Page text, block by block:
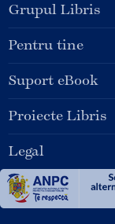
Grupul Libris
Pentru tine
Suport eBook
Proiecte Libris
Legal